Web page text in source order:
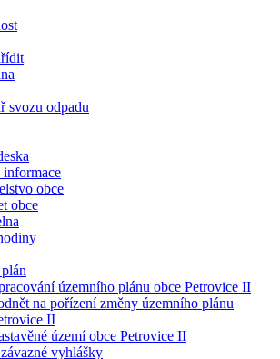
svozu odpadu
informace
obce
obce
územního plánu obce Petrovice II
na pořízení změny územního plánu
II
území obce Petrovice II
vyhlášky